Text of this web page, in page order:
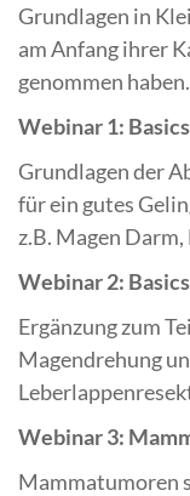
Grundlagen in
am Anfang ihrer
genommen haben.
Webinar 1:
Grundlagen der
für ein gutes
z.B. Magen Darm,
Webinar 2:
Ergänzung zum
Magendrehung
Webinar 3:
Mammatumoren